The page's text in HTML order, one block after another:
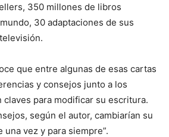
350 millones de libros
30 adaptaciones de sus
que entre algunas de esas cartas
y consejos junto a los
para modificar su escritura.
según el autor, cambia­rían su
vez y para siempre”.